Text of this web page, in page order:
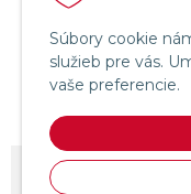
Súbory cookie
služieb pre vás.
vaše preferencie.
© 2026 KOH-I-NOOR